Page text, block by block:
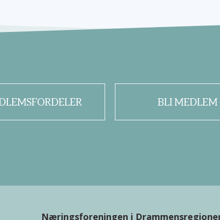
BLI MEDLEM
Næringsforeningen i